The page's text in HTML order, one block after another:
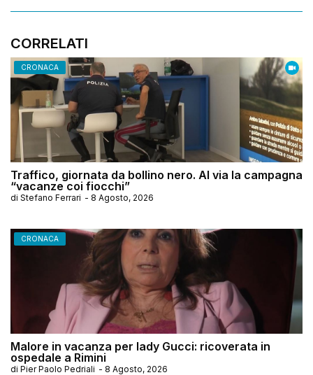
CORRELATI
CRONACA
Traffico, giornata da bollino nero. Al via la campagna
“vacanze coi fiocchi”
di Stefano Ferrari - 8 Agosto, 2026
CRONACA
Malore in vacanza per lady Gucci: ricoverata in
ospedale a Rimini
di Pier Paolo Pedriali - 8 Agosto, 2026